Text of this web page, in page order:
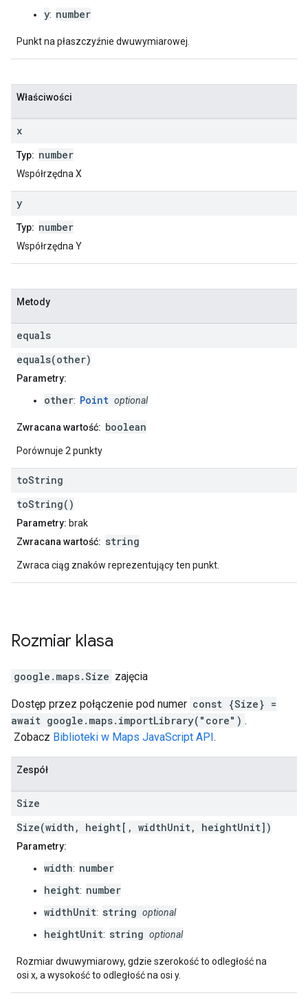
y: number
Punkt na płaszczyźnie dwuwymiarowej.
Właściwości
x
Typ: number
Współrzędna X
y
Typ: number
Współrzędna Y
Metody
equals
equals(other)
Parametry:
other: Point optional
Zwracana wartość: boolean
Porównuje 2 punkty
toString
toString()
Parametry: brak
Zwracana wartość: string
Zwraca ciąg znaków reprezentujący ten punkt.
Rozmiar klasa
google.maps.Size zajęcia
Dostęp przez połączenie pod numer const {Size} =
await google.maps.importLibrary("core") .
Zobacz Biblioteki w Maps JavaScript API .
Zespół
Size
Size(width, height[, widthUnit, heightUnit])
Parametry:
width: number
height: number
widthUnit: string optional
heightUnit: string optional
Rozmiar dwuwymiarowy, gdzie szerokość to odległość na
osi x, a wysokość to odległość na osi y.